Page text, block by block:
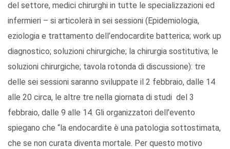
del settore, medici chirurghi in tutte le specializzazioni ed
infermieri – si articolerà in sei sessioni (Epidemiologia,
eziologia e trattamento dell’endocardite batterica; work up
diagnostico; soluzioni chirurgiche; la chirurgia sostitutiva; le
soluzioni chirurgiche; tavola rotonda di discussione): tre
delle sei sessioni saranno sviluppate il 2 febbraio, dalle 14
alle 20 circa, le altre tre nella giornata di studi del 3
febbraio, dalle 9 alle 14. Gli organizzatori dell’evento
spiegano che “la endocardite è una patologia sottostimata,
che se non curata diventa mortale. Per questo motivo